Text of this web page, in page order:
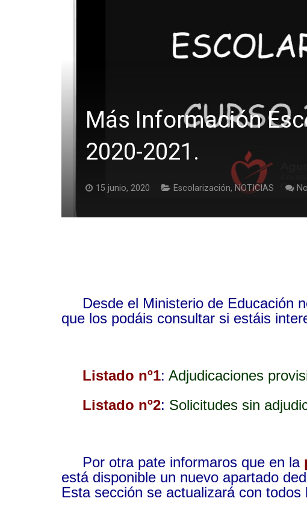
Más Información
2020-2021.
15 junio, 2020 Escolarización, NOTICIAS
Desde el Ministerio de Educación
que los podáis consultar si estáis
Listado nº1: Adjudicaciones
Listado nº2: Solicitudes sin
Por otra pate informaros que en la
está disponible un nuevo apartado
Esta sección se actualizará con